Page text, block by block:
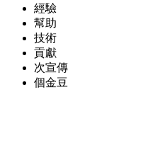
經驗
幫助
技術
貢獻
次宣傳
個金豆